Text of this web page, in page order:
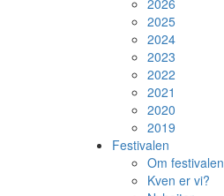
2026
2025
2024
2023
2022
2021
2020
2019
Festivalen
Om festivalen
Kven er vi?